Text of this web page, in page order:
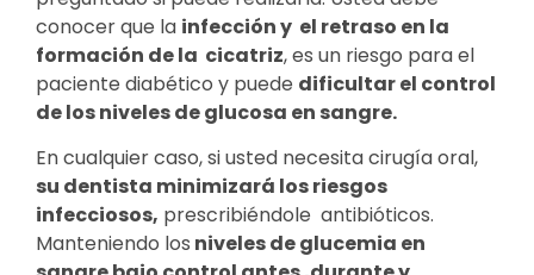
conocer que la infección y el retraso en la
formación de la cicatriz, es un riesgo para el
paciente diabético y puede dificultar el control
de los niveles de glucosa en sangre.
En cualquier caso, si usted necesita cirugía oral,
su dentista minimizará los riesgos
infecciosos, prescribiéndole antibióticos.
Manteniendo los niveles de glucemia en